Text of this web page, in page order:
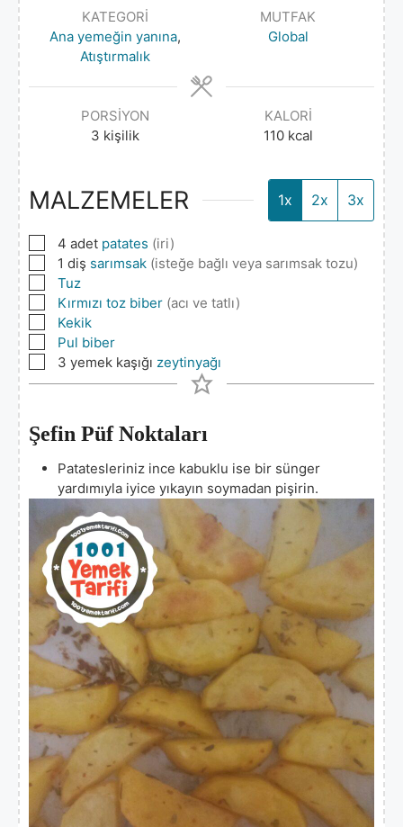
KATEGORI
Ana yemeğin yanına,
Atıştırmalık
MUTFAK
Global
PORSIYON
3 kişilik
KALORI
110 kcal
MALZEMELER 1x 2x 3x
▢
4 adet patates (iri)
▢1 diş sarımsak (isteğe bağlı veya sarımsak tozu)
▢
Tuz
▢
Kırmızı toz biber (acı ve tatlı)
▢
Kekik
▢
Pul biber
▢
3 yemek kaşığı zeytinyağı
Şefin Püf Noktaları
Patatesleriniz ince kabuklu ise bir sünger
yardımıyla iyice yıkayın soymadan pişirin.